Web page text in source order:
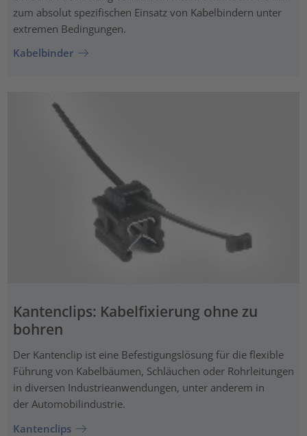
zum absolut spezifischen Einsatz von Kabelbindern unter
extremen Bedingungen.
Kabelbinder
Kantenclips: Kabelfixierung ohne zu
bohren
Der Kantenclip ist eine Befestigungslösung für die flexible
Führung von Kabelbäumen, Schläuchen oder Rohrleitungen
in diversen Industrieanwendungen, unter anderem in
der Automobilindustrie.
Kantenclips